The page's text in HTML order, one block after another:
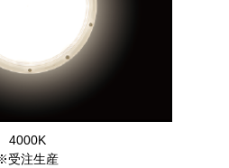
4000K
受注生産